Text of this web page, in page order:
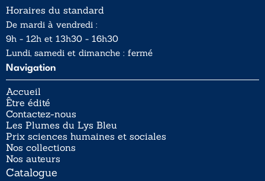
Horaires du standard
De mardi à vendredi :
9h - 12h et 13h30 - 16h30
Lundi, samedi et dimanche : fermé
Navigation
Accueil
Être édité
Contactez-nous
Les Plumes du Lys Bleu
Prix sciences humaines et sociales
Nos collections
Nos auteurs
Catalogue